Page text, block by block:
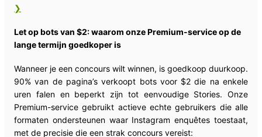
❯
Let op bots van $2: waarom onze Premium-service op de
lange termijn goedkoper is
Wanneer je een concours wilt winnen, is goedkoop duurkoop.
90% van de pagina’s verkoopt bots voor $2 die na enkele
uren falen en beperkt zijn tot eenvoudige Stories. Onze
Premium-service gebruikt actieve echte gebruikers die alle
formaten ondersteunen waar Instagram enquêtes toestaat,
met de precisie die een strak concours vereist: